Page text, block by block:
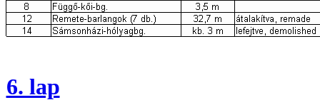
6. lap